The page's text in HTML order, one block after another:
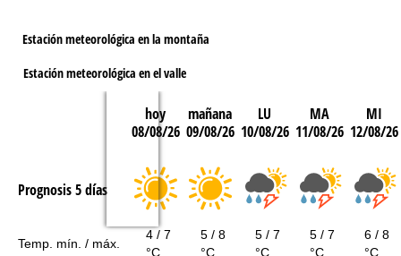
Estación meteorológica en la montaña
Estación meteorológica en el valle
hoy
08/08/26
mañana
09/08/26
LU
10/08/26
MA
11/08/26
MI
12/08/26
Prognosis 5 días
Temp. mín. / máx.
4 / 7
°C
5 / 8
°C
5 / 7
°C
5 / 7
°C
6 / 8
°C